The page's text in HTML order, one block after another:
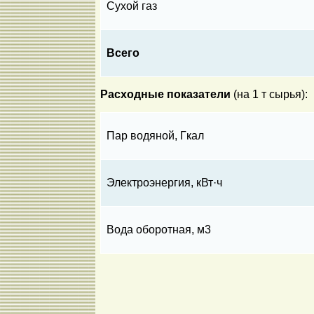
Сухой газ
Всего
Расходные показатели (на 1 т сырья):
Пар водяной, Гкал
Электроэнергия, кВт·ч
Вода оборотная, м3